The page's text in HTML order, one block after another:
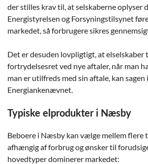
der stilles krav til, at selskaberne oplyser
Energistyrelsen og Forsyningstilsynet
markedet, så forbrugere sikres
Det er desuden lovpligtigt, at elselskaber
fortrydelsesret ved nye aftaler, når man
man er utilfreds med sin aftale, kan
Energiankenævnet.
Typiske elprodukter i Næsby
Beboere i Næsby kan vælge mellem flere
afhængig af forbrug og ønsker til
hovedtyper dominerer markedet: